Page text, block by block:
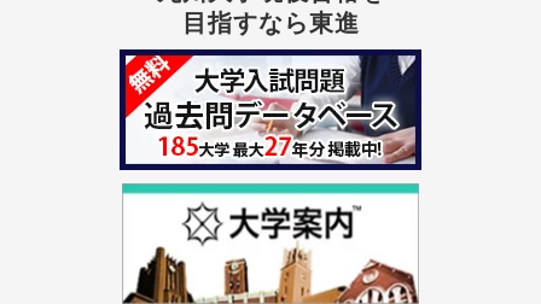
目指すなら東進